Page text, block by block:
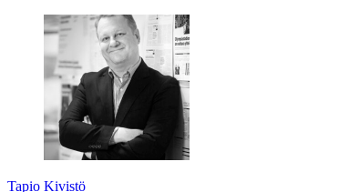
Tapio Kivistö